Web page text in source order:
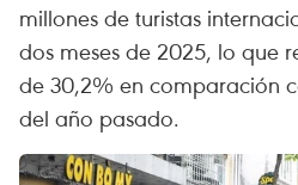
millones de turistas
dos meses de 2025, lo que
de 30,2% en comparación
del año pasado.